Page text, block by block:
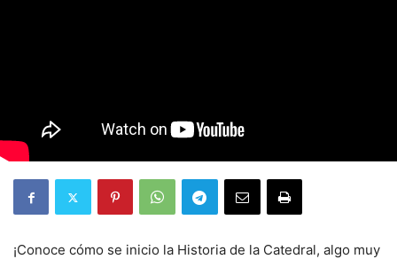
¡Conoce cómo se inicio la Historia de la Catedral, algo muy